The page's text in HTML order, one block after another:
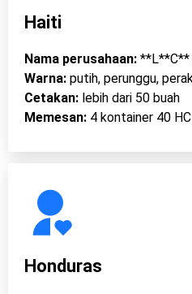
Haiti
Nama perusahaan:**L**C**
Warna:putih, perunggu,
Cetakan: lebih dari 50 buah
Memesan:4 kontainer 40
Honduras